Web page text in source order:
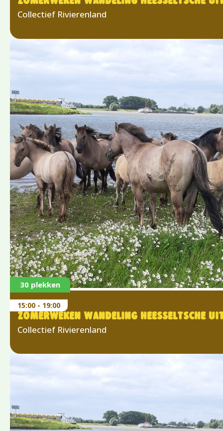
Collectief Rivierenland
15:00 - 19:00
30 plekken
ZOMERWEKEN WANDELING HEESSELTSCHE
Collectief Rivierenland